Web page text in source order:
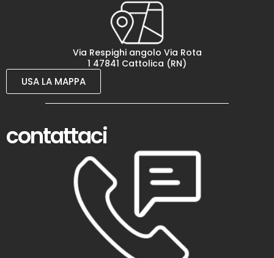
Via Respighi angolo Via Rota
1 47841 Cattolica (RN)
USA LA MAPPA
contattaci